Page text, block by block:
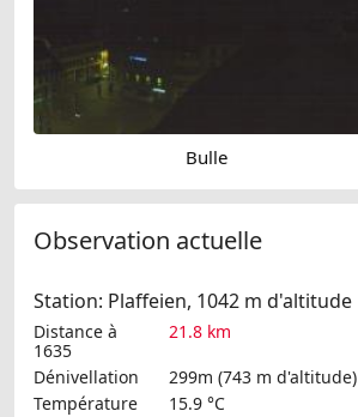
Bulle
Observation actuelle
Station: Plaffeien, 1042 m d'altitude
Distance à
1635
21.8 km
Dénivellation
299m (743 m d'altitude)
Température
15.9 °C